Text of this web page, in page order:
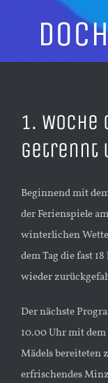
1.
getrennt
Beginnend mit
der Ferienspiele
winterlichen
dem Tag die fast
wieder
Der nächste
10.00 Uhr mit
Mädels bereiteten
erfrischendes